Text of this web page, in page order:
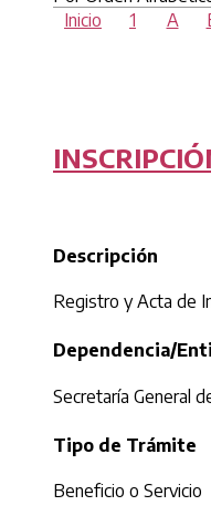
Inicio
1 A
Descripción
Registro y Acta de
Dependencia/
Secretaría General
Tipo de Trámite
Beneficio o Servicio